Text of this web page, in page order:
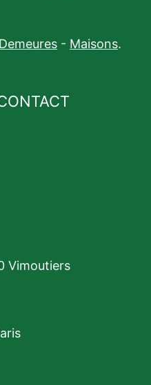
Demeures - Maisons.
Vimoutiers